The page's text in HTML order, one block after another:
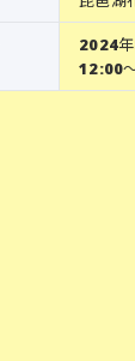
2024
12:00